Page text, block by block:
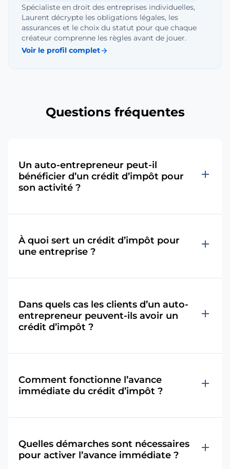
Spécialiste en droit des entreprises individuelles,
Laurent décrypte les obligations légales, les
assurances et le choix du statut pour que chaque
créateur comprenne les règles avant de jouer.
Voir le profil completarrow_forward
Questions fréquentes
Un auto-entrepreneur peut-il
bénéficier d’un crédit d’impôt pour
son activité ?
add
À quoi sert un crédit d’impôt pour
une entreprise ?
add
Dans quels cas les clients d’un auto-
entrepreneur peuvent-ils avoir un
crédit d’impôt ?
add
Comment fonctionne l’avance
immédiate du crédit d’impôt ?
add
Quelles démarches sont nécessaires
pour activer l’avance immédiate ?
add